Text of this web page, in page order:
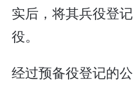
实后，将其兵役登
役。
经过预备役登记的